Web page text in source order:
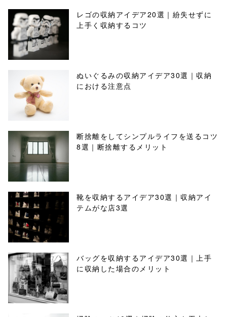
レゴの収納アイデア20選｜紛失せずに
上手く収納するコツ
ぬいぐるみの収納アイデア30選｜収納
における注意点
断捨離をしてシンプルライフを送るコツ
8選｜断捨離するメリット
靴を収納するアイデア30選｜収納アイ
テムがな店3選
バッグを収納するアイデア30選｜上手
に収納した場合のメリット